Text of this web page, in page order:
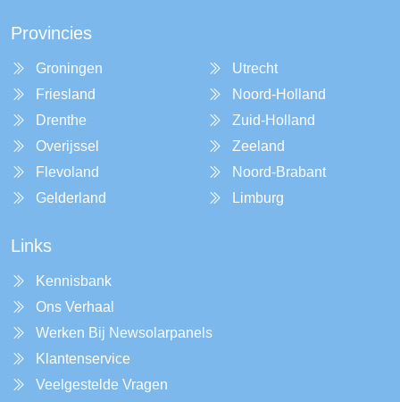
Provincies
Groningen
Friesland
Drenthe
Overijssel
Flevoland
Gelderland
Utrecht
Noord-Holland
Zuid-Holland
Zeeland
Noord-Brabant
Limburg
Links
Kennisbank
Ons Verhaal
Werken Bij Newsolarpanels
Klantenservice
Veelgestelde Vragen